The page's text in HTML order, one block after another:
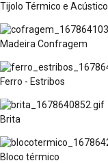
Tijolo Térmico e Acústico
Madeira Confragem
Ferro - Estribos
Brita
Bloco térmico